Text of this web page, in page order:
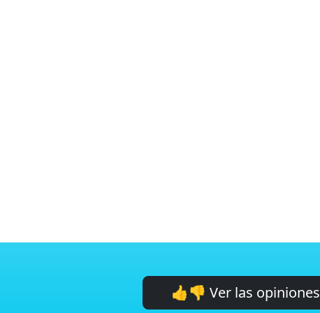
👍👎 Ver las opiniones